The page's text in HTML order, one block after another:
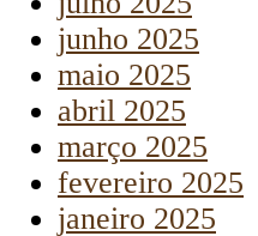
junho 2025
maio 2025
abril 2025
março 2025
fevereiro 2025
janeiro 2025